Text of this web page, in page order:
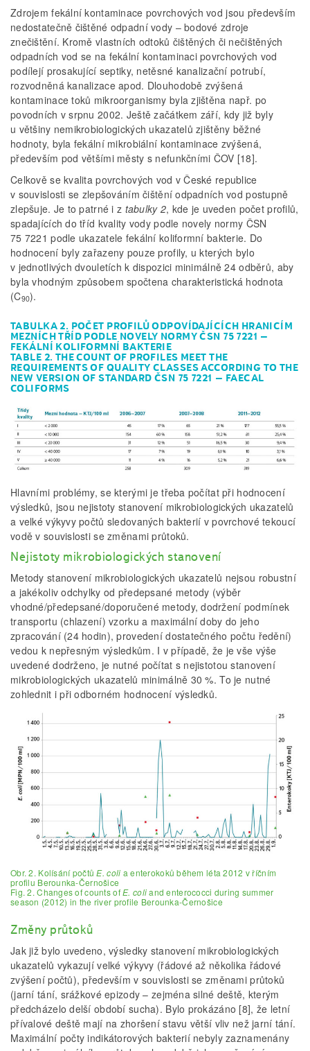
Zdrojem fekální kontaminace povrchových vod jsou především
nedostatečně čištěné odpadní vody – bodové zdroje
znečištění. Kromě vlastních odtoků čištěných či nečištěných
odpadních vod se na fekální kontaminaci povrchových vod
podílejí prosakující septiky, netěsné kanalizační potrubí,
rozvodněná kanalizace apod. Dlouhodobě zvýšená
kontaminace toků mikroorganismy byla zjištěna např. po
povodních v srpnu 2002. Ještě začátkem září, kdy již byly
u většiny nemikrobiologických ukazatelů zjištěny běžné
hodnoty, byla fekální mikrobiální kontaminace zvýšená,
především pod většími městy s nefunkčními ČOV [18].
Celkově se kvalita povrchových vod v České republice
v souvislosti se zlepšováním čištění odpadních vod postupně
zlepšuje. Je to patrné i z tabulky 2, kde je uveden počet profilů,
spadajících do tříd kvality vody podle novely normy ČSN
75 7221 podle ukazatele fekální koliformní bakterie. Do
hodnocení byly zařazeny pouze profily, u kterých bylo
v jednotlivých dvouletích k dispozici minimálně 24 odběrů, aby
byla vhodným způsobem spočtena charakteristická hodnota
(C90).
TABULKA 2. POČET PROFILŮ ODPOVÍDAJÍCÍCH HRANICÍM
MEZNÍCH TŘÍD PODLE NOVELY NORMY ČSN 75 7221 –
FEKÁLNÍ KOLIFORMNÍ BAKTERIE
TABLE 2. THE COUNT OF PROFILES MEET THE
REQUIREMENTS OF QUALITY CLASSES ACCORDING TO THE
NEW VERSION OF STANDARD ČSN 75 7221 – FAECAL
COLIFORMS
Hlavními problémy, se kterými je třeba počítat při hodnocení
výsledků, jsou nejistoty stanovení mikrobiologických ukazatelů
a velké výkyvy počtů sledovaných bakterií v povrchové tekoucí
vodě v souvislosti se změnami průtoků.
Nejistoty mikrobiologických stanovení
Metody stanovení mikrobiologických ukazatelů nejsou robustní
a jakékoliv odchylky od předepsané metody (výběr
vhodné/předepsané/doporučené metody, dodržení podmínek
transportu (chlazení) vzorku a maximální doby do jeho
zpracování (24 hodin), provedení dostatečného počtu ředění)
vedou k nepřesným výsledkům. I v případě, že je vše výše
uvedené dodrženo, je nutné počítat s nejistotou stanovení
mikrobiologických ukazatelů minimálně 30 %. To je nutné
zohlednit i při odborném hodnocení výsledků.
Obr. 2. Kolísání počtůE. coli a enterokoků během léta 2012 v říčním
profilu Berounka-Černošice
Fig. 2. Changes of counts ofE. coliand enterococci during summer
season (2012) in the river profile Berounka-Černošice
Změny průtoků
Jak již bylo uvedeno, výsledky stanovení mikrobiologických
ukazatelů vykazují velké výkyvy (řádové až několika řádové
zvýšení počtů), především v souvislosti se změnami průtoků
(jarní tání, srážkové epizody – zejména silné deště, kterým
předcházelo delší období sucha). Bylo prokázáno [8], že letní
přívalové deště mají na zhoršení stavu větší vliv než jarní tání.
Maximální počty indikátorových bakterií nebyly zaznamenány